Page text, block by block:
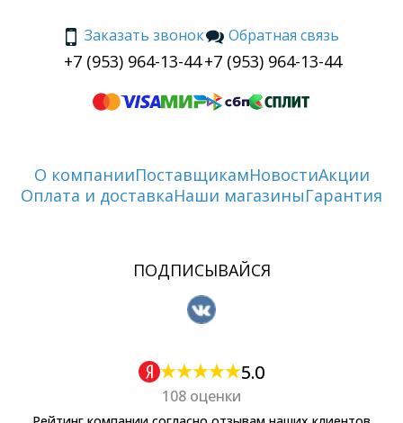
Заказать звонок
+7 (953) 964-13-44
Обратная связь
+7 (953) 964-13-44
О компанииПоставщикамНовостиАкции
Оплата и доставкаНаши магазиныГарантия
ПОДПИСЫВАЙСЯ
5.0
108 оценки